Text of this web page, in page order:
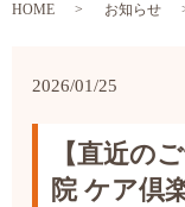
HOME お知らせ
2026/01/25
【直近の
院 ケア倶